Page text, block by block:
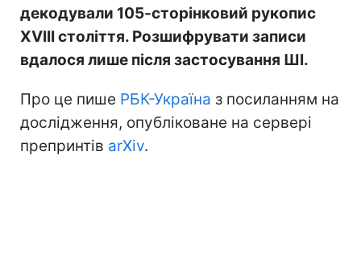
декодували 105-сторінковий рукопис
XVIII століття. Розшифрувати записи
вдалося лише після застосування ШІ.
Про це пише РБК-Україна з посиланням на
дослідження, опубліковане на сервері
препринтів arXiv.